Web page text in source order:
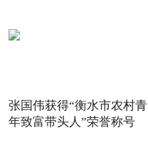
张国伟获得“衡水市农村青
年致富带头人”荣誉称号